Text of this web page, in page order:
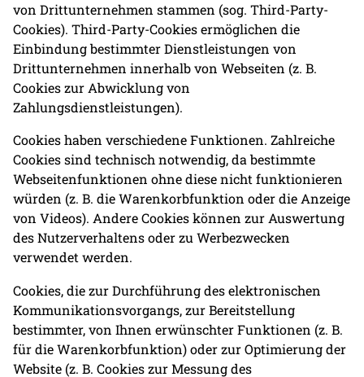
von Drittunternehmen stammen (sog. Third-Party-
Cookies). Third-Party-Cookies ermöglichen die
Einbindung bestimmter Dienstleistungen von
Drittunternehmen innerhalb von Webseiten (z. B.
Cookies zur Abwicklung von
Zahlungsdienstleistungen).
Cookies haben verschiedene Funktionen. Zahlreiche
Cookies sind technisch notwendig, da bestimmte
Webseitenfunktionen ohne diese nicht funktionieren
würden (z. B. die Warenkorbfunktion oder die Anzeige
von Videos). Andere Cookies können zur Auswertung
des Nutzerverhaltens oder zu Werbezwecken
verwendet werden.
Cookies, die zur Durchführung des elektronischen
Kommunikationsvorgangs, zur Bereitstellung
bestimmter, von Ihnen erwünschter Funktionen (z. B.
für die Warenkorbfunktion) oder zur Optimierung der
Website (z. B. Cookies zur Messung des